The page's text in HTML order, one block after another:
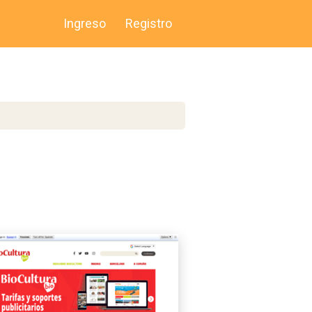
Ingreso Registro